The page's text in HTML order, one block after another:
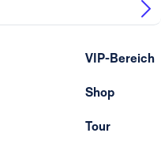
VIP-Bereich
Shop
Tour